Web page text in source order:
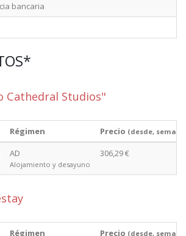
bancaria
Cathedral Studios"
Régimen Precio (desde,
AD
Alojamiento y desayuno
306,29 €
Régimen Precio (desde,